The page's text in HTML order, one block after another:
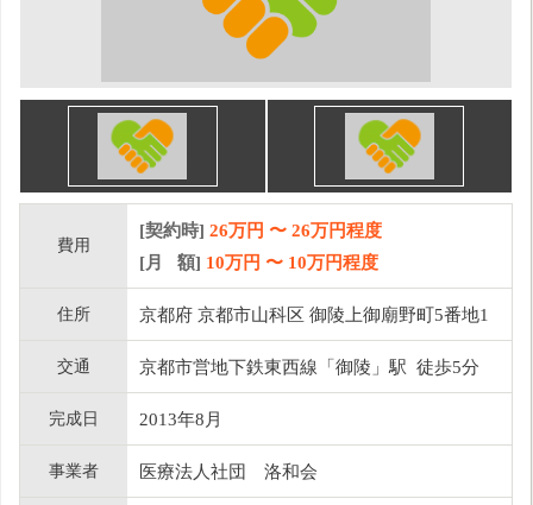
費用
[契約時] 26万円 〜 26万円程度
[月 額] 10万円 〜 10万円程度
住所 京都府 京都市山科区 御陵上御廟野町5番地1
交通 京都市営地下鉄東西線「御陵」駅 徒歩5分
完成日 2013年8月
事業者 医療法人社団 洛和会